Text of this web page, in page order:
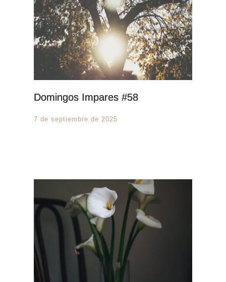
Domingos Impares #58
7 de septiembre de 2025